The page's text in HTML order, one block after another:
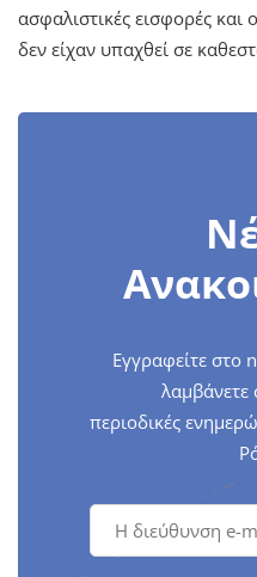
ασφαλιστικές εισφορές και
δεν είχαν υπαχθεί σε
Εγγραφείτε στο
λαμβάνετε
περιοδικές